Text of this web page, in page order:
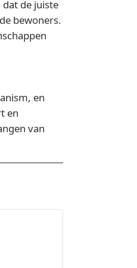
de juiste
bewoners.
en
en
van